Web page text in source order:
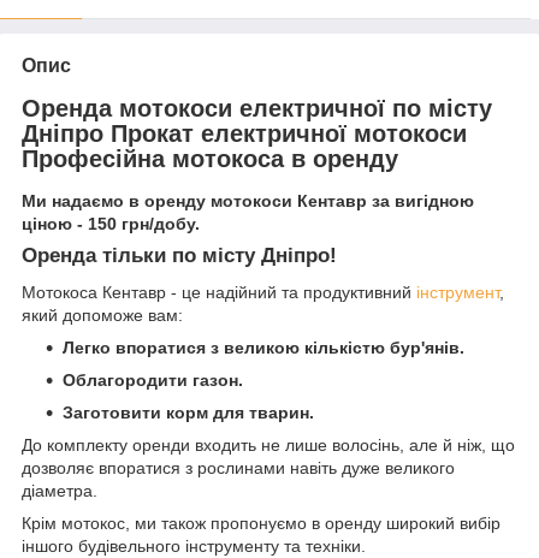
Опис
Оренда мотокоси електричної по місту
Дніпро Прокат електричної мотокоси
Професійна мотокоса в оренду
Ми надаємо в оренду мотокоси Кентавр за вигідною
ціною - 150 грн/добу.
Оренда тільки по місту Дніпро!
Мотокоса Кентавр - це надійний та продуктивний інструмент,
який допоможе вам:
Легко впоратися з великою кількістю бур'янів.
Облагородити газон.
Заготовити корм для тварин.
До комплекту оренди входить не лише волосінь, але й ніж, що
дозволяє впоратися з рослинами навіть дуже великого
діаметра.
Крім мотокос, ми також пропонуємо в оренду широкий вибір
іншого будівельного інструменту та техніки.